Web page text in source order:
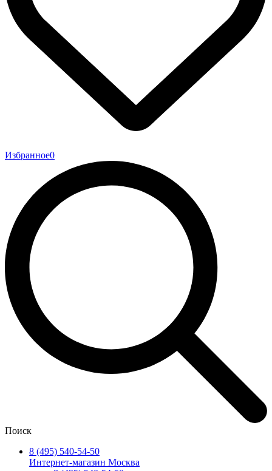
Избранное0
Поиск
8 (495) 540-54-50
Интернет-магазин Москва